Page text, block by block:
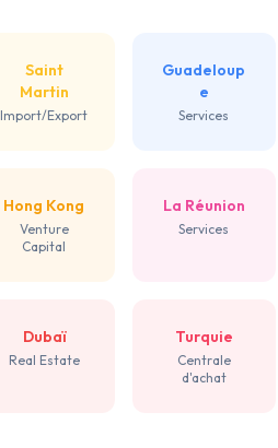
Saint
Martin
Import/Export
Guadeloup
e
Services
Hong Kong
Venture
Capital
La Réunion
Services
Dubaï
Real Estate
Turquie
Centrale
d'achat